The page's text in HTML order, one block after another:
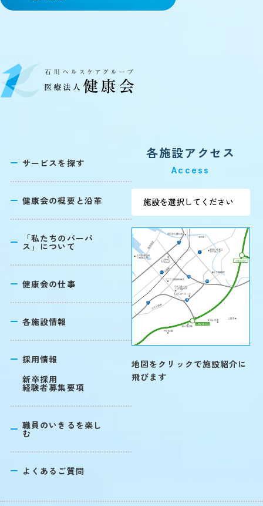
サービスを探す
健康会の概要と沿革
「私たちのパーパ
ス」について
健康会の仕事
各施設情報
採用情報
新卒採用
経験者募集要項
職員のいきるを楽し
む
よくあるご質問
各施設アクセス
Access
地図をクリックで施設紹介に
飛びます